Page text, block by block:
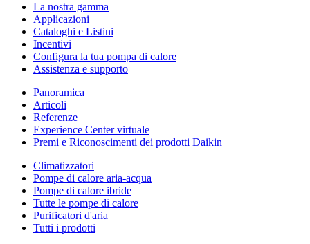
La nostra gamma
Applicazioni
Cataloghi e Listini
Incentivi
Configura la tua pompa di calore
Assistenza e supporto
Panoramica
Articoli
Referenze
Experience Center virtuale
Premi e Riconoscimenti dei prodotti Daikin
Climatizzatori
Pompe di calore aria-acqua
Pompe di calore ibride
Tutte le pompe di calore
Purificatori d'aria
Tutti i prodotti